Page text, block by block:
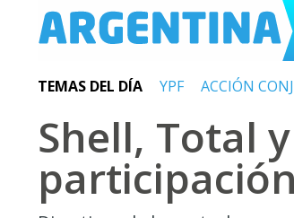
TEMAS DEL DÍA YPF ACCIÓN
Shell, Total